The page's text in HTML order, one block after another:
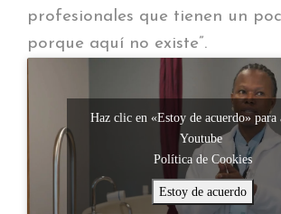
profesionales que tienen un
porque aquí no existe”.
Haz clic en «Estoy de acuerdo» para
Youtube
Política de Cookies
Estoy de acuerdo